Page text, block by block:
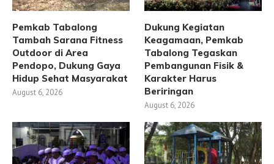
Pemkab Tabalong
Tambah Sarana Fitness
Outdoor di Area
Pendopo, Dukung Gaya
Hidup Sehat Masyarakat
August 6, 2026
Dukung Kegiatan
Keagamaan, Pemkab
Tabalong Tegaskan
Pembangunan Fisik &
Karakter Harus
Beriringan
August 6, 2026